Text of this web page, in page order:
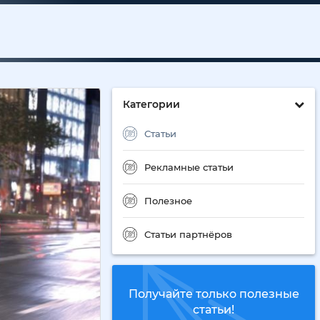
Категории
Статьи
Рекламные статьи
Полезное
Статьи партнёров
Получайте только полезные
статьи!